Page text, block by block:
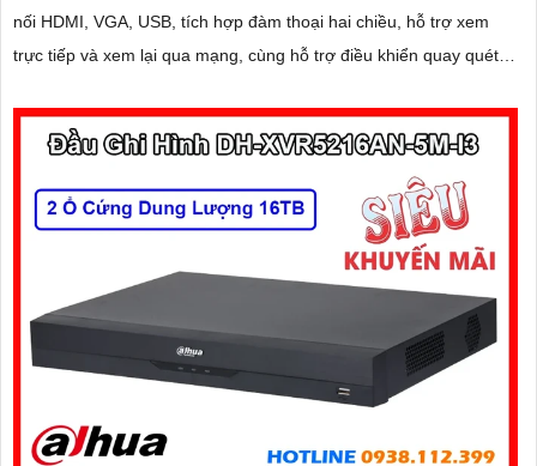
nối HDMI, VGA, USB, tích hợp đàm thoại hai chiều, hỗ trợ xem
trực tiếp và xem lại qua mạng, cùng hỗ trợ điều khiển quay quét